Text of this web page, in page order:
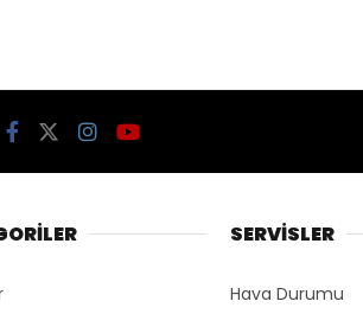
SERVİSLER
Hava Durumu